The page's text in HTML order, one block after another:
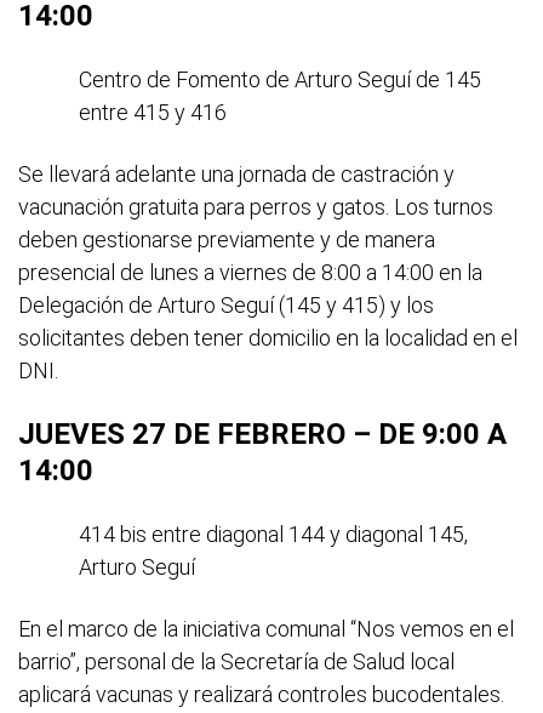
14:00
Centro de Fomento de Arturo Seguí de 145
entre 415 y 416
Se llevará adelante una jornada de castración y
vacunación gratuita para perros y gatos. Los turnos
deben gestionarse previamente y de manera
presencial de lunes a viernes de 8:00 a 14:00 en la
Delegación de Arturo Seguí (145 y 415) y los
solicitantes deben tener domicilio en la localidad en el
DNI.
JUEVES 27 DE FEBRERO – DE 9:00 A
14:00
414 bis entre diagonal 144 y diagonal 145,
Arturo Seguí
En el marco de la iniciativa comunal “Nos vemos en el
barrio”, personal de la Secretaría de Salud local
aplicará vacunas y realizará controles bucodentales.